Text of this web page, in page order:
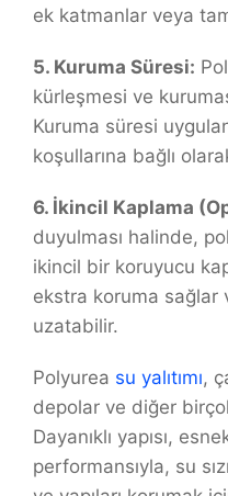
ek katmanlar veya
5. Kuruma Süresi:
kürleşmesi ve
Kuruma süresi
koşullarına bağlı
6. İkincil Kaplama
duyulması halinde,
ikincil bir koruyucu
ekstra koruma sağlar
uzatabilir.
Polyurea su yalıtımı,
depolar ve diğer
Dayanıklı yapısı,
performansıyla, su